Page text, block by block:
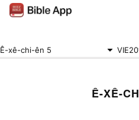
Ê-xê-chi-ên 5
Ê-XÊ-